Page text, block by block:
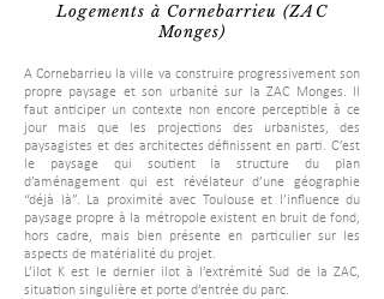
Logements à Cornebarrieu (ZAC
Monges)
A Cornebarrieu la ville va construire progressivement son
propre paysage et son urbanité sur la ZAC Monges. Il
faut antic­iper un contexte non encore perceptible à ce
jour mais que les projections des urbanistes, des
paysagistes et des architectes définissent en parti. C’est
le paysage qui soutient la structure du plan
d’aménagement qui est révélateur d’une géographie
“déjà là”. La proximité avec Toulouse et l’influence du
paysage propre à la métropole existent en bruit de fond,
hors cadre, mais bien présente en particulier sur les
aspects de matérialité du projet.
L’ilot K est le dernier ilot à l’extrémité Sud de la ZAC,
situation singulière et porte d’entrée du parc.